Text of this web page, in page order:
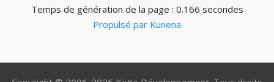
Temps de génération de la page : 0.166 secondes
Propulsé par Kunena